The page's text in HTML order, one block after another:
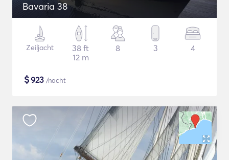
Bavaria 38
Zeiljacht
38 ft
12 m
8 3 4
$923 /nacht